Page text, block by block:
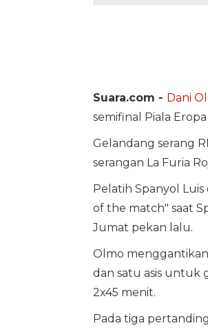
Suara.com - Dani
semifinal Piala
Gelandang serang
serangan La Furia
Pelatih Spanyol
of the match" saat
Jumat pekan lalu.
Olmo
dan satu asis untuk
2x45 menit.
Pada tiga